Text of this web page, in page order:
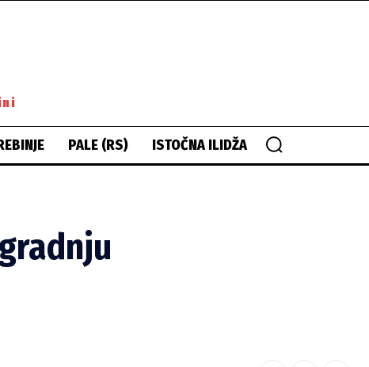
PALE (RS) ISTOČNA ILIDŽA